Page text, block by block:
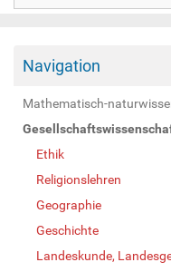
Navigation
Mathematisch-
Ethik
Religionslehren
Geographie
Geschichte
Landeskunde,